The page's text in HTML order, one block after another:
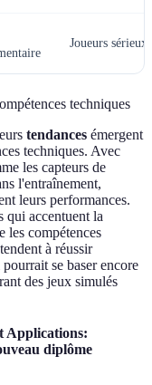
Joueurs sérieux
techniques
tendances émergent
techniques. Avec
les capteurs de
l'entraînement,
leurs performances.
qui accentuent la
compétences
à réussir
se baser encore
des jeux simulés
Applications:
diplôme